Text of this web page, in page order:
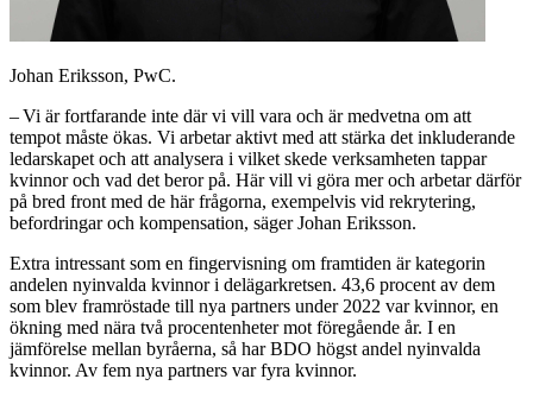
Johan Eriksson, PwC.
– Vi är fortfarande inte där vi vill vara och är medvetna om att
tempot måste ökas. Vi arbetar aktivt med att stärka det inkluderande
ledarskapet och att analysera i vilket skede verksamheten tappar
kvinnor och vad det beror på. Här vill vi göra mer och arbetar därför
på bred front med de här frågorna, exempelvis vid rekrytering,
befordringar och kompensation, säger Johan Eriksson.
Extra intressant som en fingervisning om framtiden är kategorin
andelen nyinvalda kvinnor i delägarkretsen. 43,6 procent av dem
som blev framröstade till nya partners under 2022 var kvinnor, en
ökning med nära två procentenheter mot föregående år. I en
jämförelse mellan byråerna, så har BDO högst andel nyinvalda
kvinnor. Av fem nya partners var fyra kvinnor.